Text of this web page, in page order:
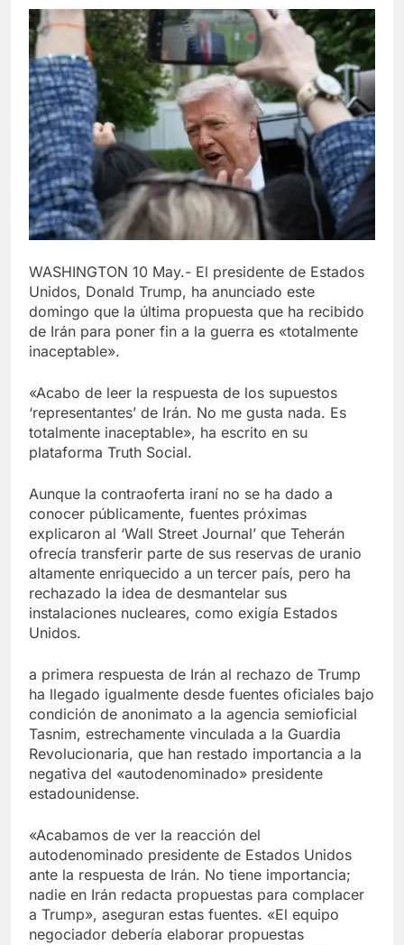
WASHINGTON 10 May.- El presidente de Estados
Unidos, Donald Trump, ha anunciado este
domingo que la última propuesta que ha recibido
de Irán para poner fin a la guerra es «totalmente
inaceptable».
«Acabo de leer la respuesta de los supuestos
‘representantes’ de Irán. No me gusta nada. Es
totalmente inaceptable», ha escrito en su
plataforma Truth Social.
Aunque la contraoferta iraní no se ha dado a
conocer públicamente, fuentes próximas
explicaron al ‘Wall Street Journal’ que Teherán
ofrecía transferir parte de sus reservas de uranio
altamente enriquecido a un tercer país, pero ha
rechazado la idea de desmantelar sus
instalaciones nucleares, como exigía Estados
Unidos.
a primera respuesta de Irán al rechazo de Trump
ha llegado igualmente desde fuentes oficiales bajo
condición de anonimato a la agencia semioficial
Tasnim, estrechamente vinculada a la Guardia
Revolucionaria, que han restado importancia a la
negativa del «autodenominado» presidente
estadounidense.
«Acabamos de ver la reacción del
autodenominado presidente de Estados Unidos
ante la respuesta de Irán. No tiene importancia;
nadie en Irán redacta propuestas para complacer
a Trump», aseguran estas fuentes. «El equipo
negociador debería elaborar propuestas